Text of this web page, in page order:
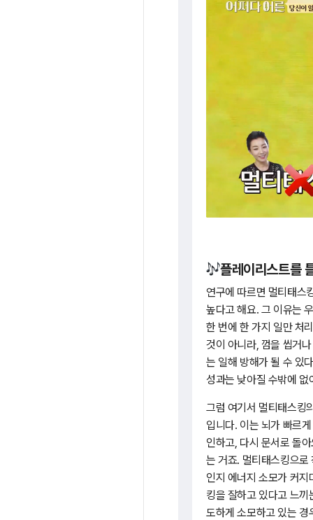
플레이리스트를
연구에 따르면 멀티태스
높다고 해요. 그 이유는
한 번에 한 가지 일만 처
것이 아니라, 껌을 씹거
는 일해 방해가 될 수 있
성과는 낮아질 수밖에 없
그럼 여기서 멀티태스킹
입니다. 이는 뇌가 빠르
인하고, 다시 문서로 돌
는 거죠. 멀티태스킹으
인지 에너지 소모가 커
킹을 잘하고 있다고 느
도하게 소모하고 있는